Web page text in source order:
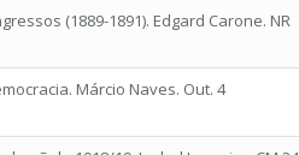
(1889-1891). Edgard Carone. NR
Márcio Naves. Out. 4